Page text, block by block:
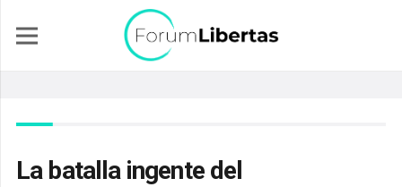
La batalla ingente del